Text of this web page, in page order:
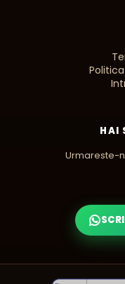
HAI
Urmareste-